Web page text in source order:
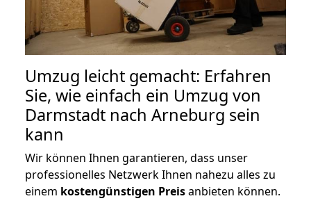
Umzug leicht gemacht: Erfahren
Sie, wie einfach ein Umzug von
Darmstadt nach Arneburg sein
kann
Wir können Ihnen garantieren, dass unser
professionelles Netzwerk Ihnen nahezu alles zu
einem kostengünstigen Preisanbieten können.